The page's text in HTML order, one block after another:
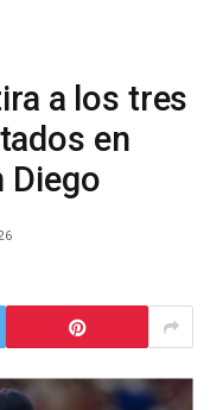
a los tres
en
Diego